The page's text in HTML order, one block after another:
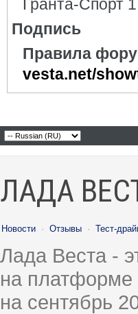
Гранта-Спорт
Подпись
Правила
vesta.net/
ЛАДА
Новости · Отзывы · Тест-
Лада Веста -
на платформе
на сентябрь